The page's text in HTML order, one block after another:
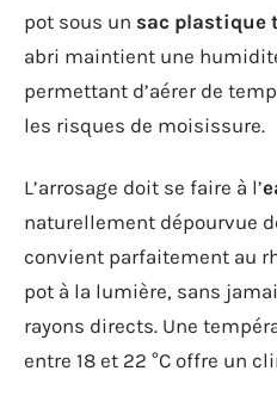
pot sous un sac plastique
abri maintient une
permettant d’aérer de
les risques de moisissure.
L’arrosage doit se faire à l’
naturellement dépourvue
convient parfaitement au
pot à la lumière, sans
rayons directs. Une
entre 18 et 22 °C offre un